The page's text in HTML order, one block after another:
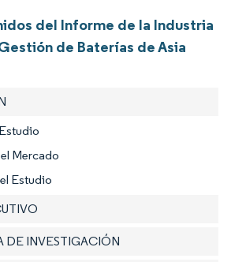
del Informe de la Industria
de Baterías de Asia
Mercado
Estudio
DE INVESTIGACIÓN